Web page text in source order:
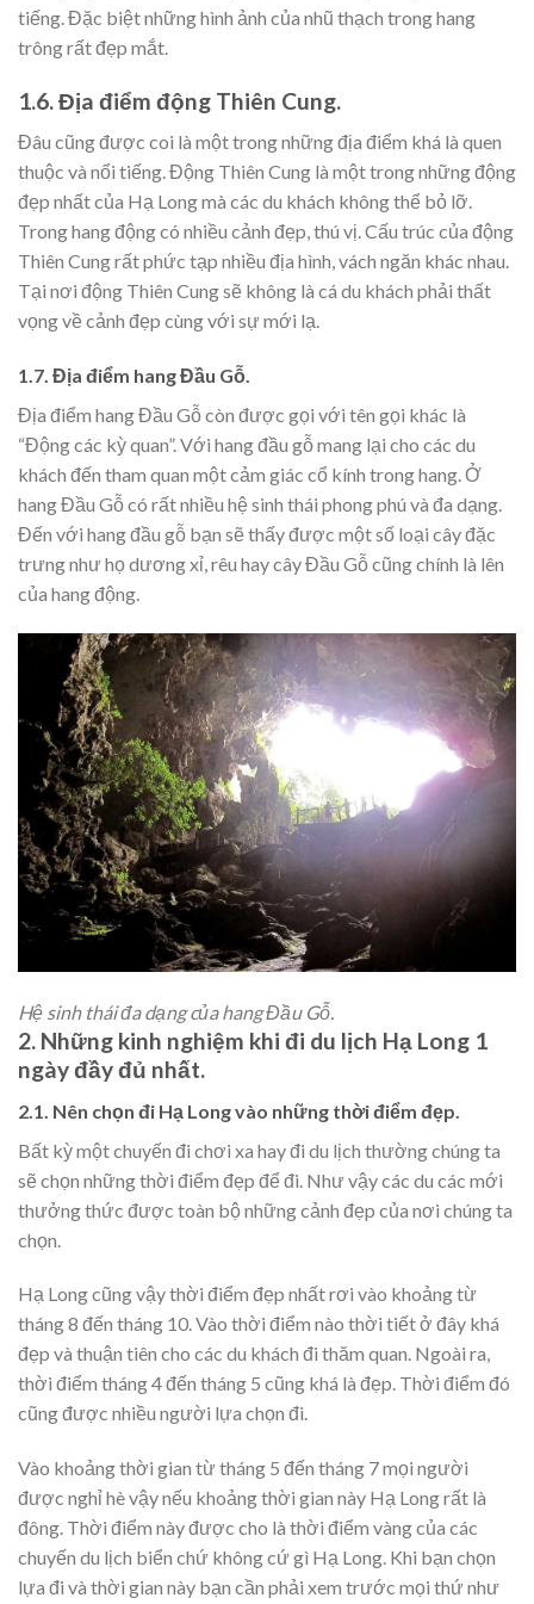
tiếng. Đặc biệt những hình ảnh của nhũ thạch trong hang
trông rất đẹp mắt.
1.6. Địa điểm động Thiên Cung.
Đâu cũng được coi là một trong những địa điểm khá là quen
thuộc và nổi tiếng. Động Thiên Cung là một trong những động
đẹp nhất của Hạ Long mà các du khách không thể bỏ lỡ.
Trong hang động có nhiều cảnh đẹp, thú vị. Cấu trúc của động
Thiên Cung rất phức tạp nhiều địa hình, vách ngăn khác nhau.
Tại nơi động Thiên Cung sẽ không là cá du khách phải thất
vọng về cảnh đẹp cùng với sự mới lạ.
1.7. Địa điểm hang Đầu Gỗ.
Địa điểm hang Đầu Gỗ còn được gọi với tên gọi khác là
“Động các kỳ quan”. Với hang đầu gỗ mang lại cho các du
khách đến tham quan một cảm giác cổ kính trong hang. Ở
hang Đầu Gỗ có rất nhiều hệ sinh thái phong phú và đa dạng.
Đến với hang đầu gỗ bạn sẽ thấy được một số loại cây đặc
trưng như họ dương xỉ, rêu hay cây Đầu Gỗ cũng chính là lên
của hang động.
Hệ sinh thái đa dạng của hang Đầu Gỗ.
2. Những kinh nghiệm khi đi du lịch Hạ Long 1
ngày đầy đủ nhất.
2.1. Nên chọn đi Hạ Long vào những thời điểm đẹp.
Bất kỳ một chuyến đi chơi xa hay đi du lịch thường chúng ta
sẽ chọn những thời điểm đẹp để đi. Như vậy các du các mới
thưởng thức được toàn bộ những cảnh đẹp của nơi chúng ta
chọn.
Hạ Long cũng vậy thời điểm đẹp nhất rơi vào khoảng từ
tháng 8 đến tháng 10. Vào thời điểm nào thời tiết ở đây khá
đẹp và thuận tiên cho các du khách đi thăm quan. Ngoài ra,
thời điểm tháng 4 đến tháng 5 cũng khá là đẹp. Thời điểm đó
cũng được nhiều người lựa chọn đi.
Vào khoảng thời gian từ tháng 5 đến tháng 7 mọi người
được nghỉ hè vậy nếu khoảng thời gian này Hạ Long rất là
đông. Thời điểm này được cho là thời điểm vàng của các
chuyến du lịch biển chứ không cứ gì Hạ Long. Khi bạn chọn
lựa đi và thời gian này bạn cần phải xem trước mọi thứ như